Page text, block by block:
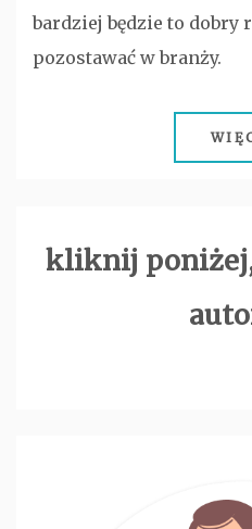
bardziej będzie to dobry
pozostawać w branży.
kliknij poniżej,